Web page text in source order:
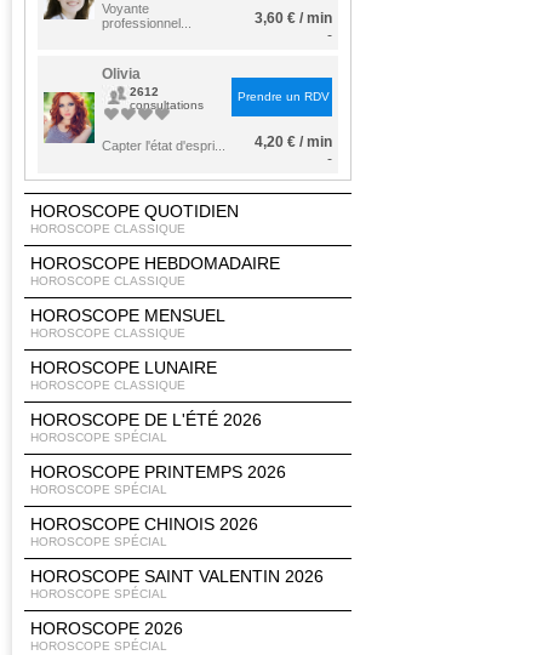
Voyante
professionnel...
3,60 € / min
-
Olivia
2612
consultations
Capter l'état d'espri...
Prendre un RDV
4,20 € / min
-
HOROSCOPE QUOTIDIEN
HOROSCOPE CLASSIQUE
HOROSCOPE HEBDOMADAIRE
HOROSCOPE CLASSIQUE
HOROSCOPE MENSUEL
HOROSCOPE CLASSIQUE
HOROSCOPE LUNAIRE
HOROSCOPE CLASSIQUE
HOROSCOPE DE L'ÉTÉ 2026
HOROSCOPE SPÉCIAL
HOROSCOPE PRINTEMPS 2026
HOROSCOPE SPÉCIAL
HOROSCOPE CHINOIS 2026
HOROSCOPE SPÉCIAL
HOROSCOPE SAINT VALENTIN 2026
HOROSCOPE SPÉCIAL
HOROSCOPE 2026
HOROSCOPE SPÉCIAL